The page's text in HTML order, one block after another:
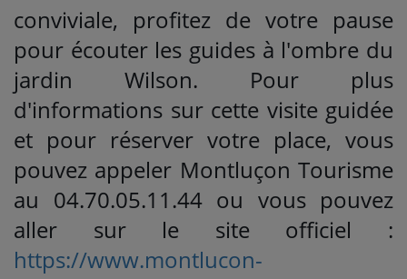
conviviale, profitez de votre pause
pour écouter les guides à l'ombre du
jardin Wilson. Pour plus
d'informations sur cette visite guidée
et pour réserver votre place, vous
pouvez appeler Montluçon Tourisme
au 04.70.05.11.44 ou vous pouvez
aller sur le site officiel :
https://www.montlucon-